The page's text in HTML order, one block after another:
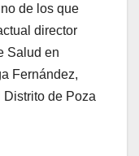
de los que
director
Salud en
Fernández,
de Poza